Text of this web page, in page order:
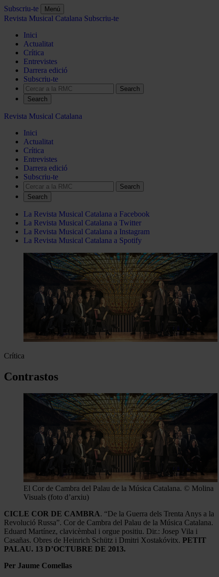
Subscriu-te Menú
Revista Musical Catalana Subscriu-te
Inici
Actualitat
Crítica
Entrevistes
Darrera edició
Subscriu-te
Search
Revista Musical Catalana
Inici
Actualitat
Crítica
Entrevistes
Darrera edició
Subscriu-te
Search
La Revista Musical Catalana a Facebook
La Revista Musical Catalana a Twitter
La Revista Musical Catalana a Instagram
La Revista Musical Catalana a Spotify
Crítica
Contrastos
El Cor de Cambra del Palau de la Música Catalana. © Molina
Visuals (foto d’arxiu)
CICLE COR DE CAMBRA. “De la Guerra dels Trenta Anys a la
Revolució Russa”. Cor de Cambra del Palau de la Música Catalana.
Eduard Martínez, clavicèmbal i orgue positiu. Dir.: Josep Vila i
Casañas. Obres de Heinrich Schütz i Dmitri Xostakóvitx. PETIT
PALAU. 13 D’OCTUBRE DE 2013.
Per Jaume Comellas